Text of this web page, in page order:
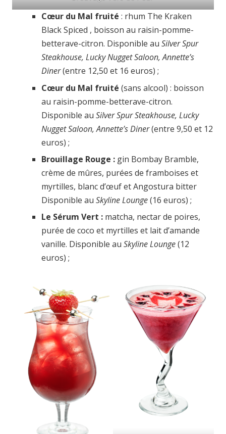
Cœur du Mal fruité: rhum The Kraken
Black Spiced , boisson au raisin-pomme-
betterave-citron. Disponible auSilver Spur
Steakhouse, Lucky Nugget Saloon, Annette’s
Diner(entre 12,50 et 16 euros) ;
Cœur du Mal fruité(sans alcool) : boisson
au raisin-pomme-betterave-citron.
Disponible auSilver Spur Steakhouse, Lucky
Nugget Saloon, Annette’s Diner(entre 9,50 et 12
euros) ;
Brouillage Rouge : gin Bombay Bramble,
crème de mûres, purées de framboises et
myrtilles, blanc d’œuf et Angostura bitter
Disponible auSkyline Lounge(16 euros) ;
Le Sérum Vert : matcha, nectar de poires,
purée de coco et myrtilles et lait d’amande
vanille. Disponible auSkyline Lounge(12
euros) ;